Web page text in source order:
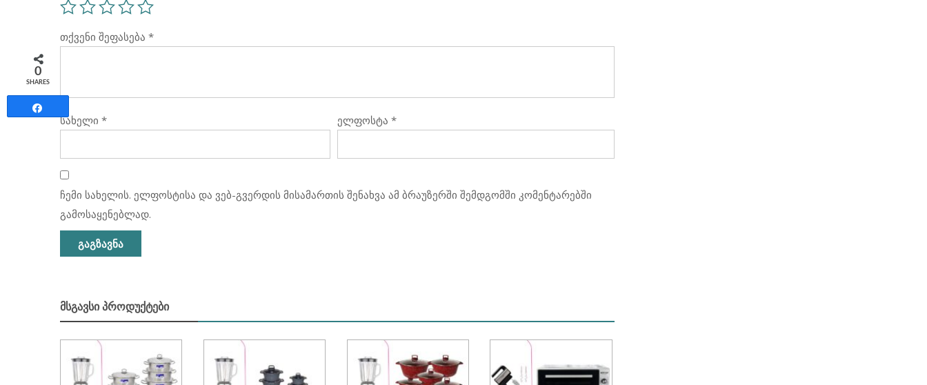
თქვენი შეფასება *
სახელი * ელფოსტა *
ჩემი სახელის. ელფოსტისა და ვებ-გვერდის მისამართის შენახვა ამ ბრაუზერში შემდგომში კომენტარებში
გამოსაყენებლად.
ᲛᲡᲒᲐᲕᲡᲘ ᲞᲠᲝᲓᲣᲥᲢᲔᲑᲘ
0
SHARES